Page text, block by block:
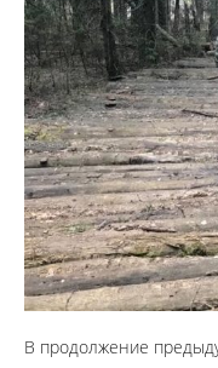
В продолжение